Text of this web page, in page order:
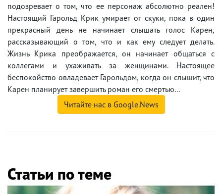
подозревает о том, что ее персонаж абсолютно реален!
Настоящий Гарольд Крик умирает от скуки, пока в один
прекрасный день не начинает слышать голос Карен,
рассказывающий о том, что и как ему следует делать.
Жизнь Крика преображается, он начинает общаться с
коллегами и ухаживать за женщинами. Настоящее
беспокойство овладевает Гарольдом, когда он слышит, что
Карен планирует завершить роман его смертью...
Читайте нас в Google.News
Статьи по теме